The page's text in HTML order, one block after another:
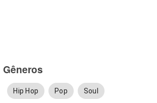
Gêneros
Hip Hop Pop Soul